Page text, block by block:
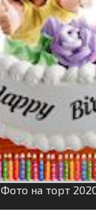
Фото на торт